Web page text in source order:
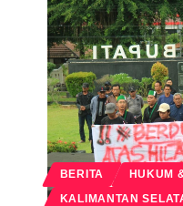
BERITA HUKUM
KALIMANTAN